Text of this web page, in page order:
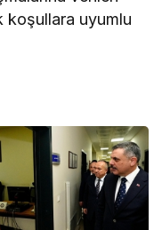
koşullara uyumlu